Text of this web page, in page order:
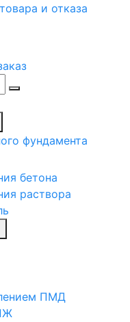
и отказа
фундамента
бетона
раствора
ПМД